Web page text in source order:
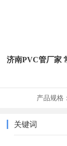
济南PVC管厂家
产品规格：
关键词